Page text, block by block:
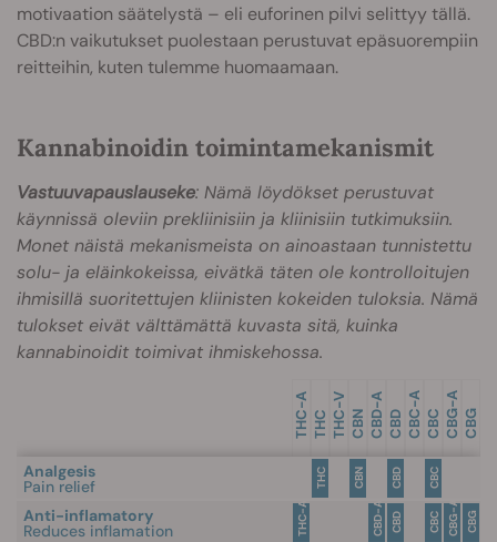
motivaation säätelystä – eli euforinen pilvi selittyy tällä.
CBD:n vaikutukset puolestaan perustuvat epäsuorempiin
reitteihin, kuten tulemme huomaamaan.
Kannabinoidin toimintamekanismit
Vastuuvapauslauseke: Nämä löydökset perustuvat
käynnissä oleviin prekliinisiin ja kliinisiin tutkimuksiin.
Monet näistä mekanismeista on ainoastaan tunnistettu
solu- ja eläinkokeissa, eivätkä täten ole kontrolloitujen
ihmisillä suoritettujen kliinisten kokeiden tuloksia. Nämä
tulokset eivät välttämättä kuvasta sitä, kuinka
kannabinoidit toimivat ihmiskehossa.
THC
-A
THC THC
-V
CBN CBD
-A
CBD CBC
-A
CBC CBG
-A
CBG
Analgesis
Pain relief THC CBN CBD CBC
Anti-inflamatory
Reduces inflamation THC-A CBD-A CBD CBC CBG-A CBG